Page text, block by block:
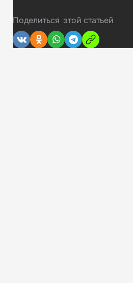
Поделиться этой статьей